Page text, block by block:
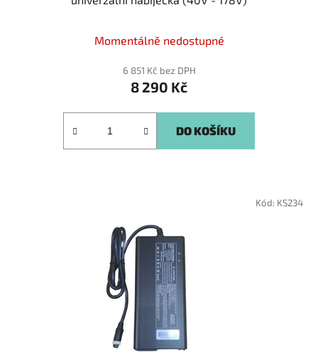
hodnocení
produktu
je
Momentálně nedostupné
6 851 Kč bez DPH
8 290 Kč
DO KOŠÍKU
Kód: KS234